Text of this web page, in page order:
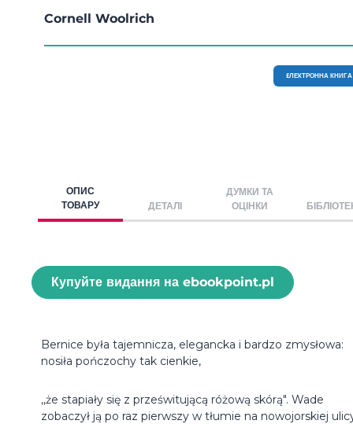
Cornell Woolrich
EЛЕКТРОННА КНИГА
ОПИС
ТОВАРУ
ДЕТАЛІ
ДУМКИ ТА
ОЦІНКИ
Купуйте видання на ebookpoint.pl
Bernice była tajemnicza, elegancka i bardzo zmysłowa:
nosiła pończochy tak cienkie,
,,że stapiały się z prześwitującą różową skórą". Wade
zobaczył ją po raz pierwszy w tłumie na nowojorskiej